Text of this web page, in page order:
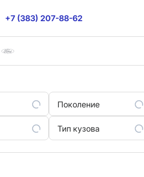
+7 (383) 207-88-62
Поколение
Тип кузова